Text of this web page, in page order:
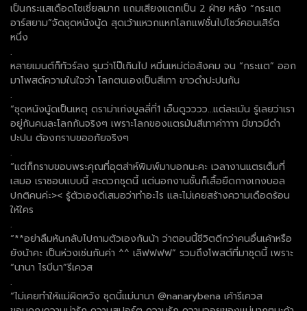
เป็นกระแสเดือดโซเชี่ยลมาก แถมเสียงแตกเป็น 2 ฝ่าย หลัง “กระแต
อาร์สยาม”จัดชุดหนังนู้ด สุดเว้าแหวกแหกโลกแฟชั่นไปโชว์คอนเสิร์ต
หนึ่ง
.
หลายเมนต์ก็ทัวร์ลง รุมว่าโป๊เกินไป หมิ่นเหม่ต่อสังคม จน “กระแต” ออก
มาโพสต์ความในใจว่า โลกตนเองเป็นสีเทา ขาวดำปะปนกัน
.
“ชุดหนังนู้ดเป็นเหตุ ดราม่าเก่งบูลลี่ที่1 เอ็นดูวววว…แต่ละเม้น รู้เลยว่าเรา
อยู่กันคนละโลกกันจริงๆ เพราะโลกของแตรมันสีเทาค่าาาา มีขาวมีดำ
ปะปน ต้องกราบขออภัยจริงๆ
.
“แต่ก็กราบขอบพระคุณที่อุตส่าห์พิมพ์มาบอกนะคะ เวลางานแตรเต็มที่
เสมอ เราชอบแบบนี้ สะดวกชุดนี้ แต่นอกงานชั้นก็เสื้อยืดกางเกงบอล
ปกติคนค่ะ>< รู้ตัวเองดีเสมอว่าทำอะไร และไม่เคยสร้างความเดือดร้อน
ให้ใคร
.
“**อย่าลืมหันกลับไปถามตัวเองกันน้า ว่าตอนนี้ชีวิตดีกว่าคนอื่นเค้าหรือ
ยังน้าคะ เป็นห่วงเช่นกันค่า ^^ เลิฟฟฟฟ” รวมถึงโพสต์ที่มาชุดนี้ เพราะ
“นานา ไรบีนา”รีเควส
.
“ไม่เคยทำให้แม่ผิดหวัง ชุดนี้แม่นานา @nanarybena เค้ารีเควส